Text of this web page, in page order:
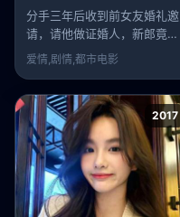
分手三年后收到前女友婚礼邀
请，请他做证婚人，新郎竟是
他失散多年的亲弟弟。
爱情,剧情,都市电影
2017